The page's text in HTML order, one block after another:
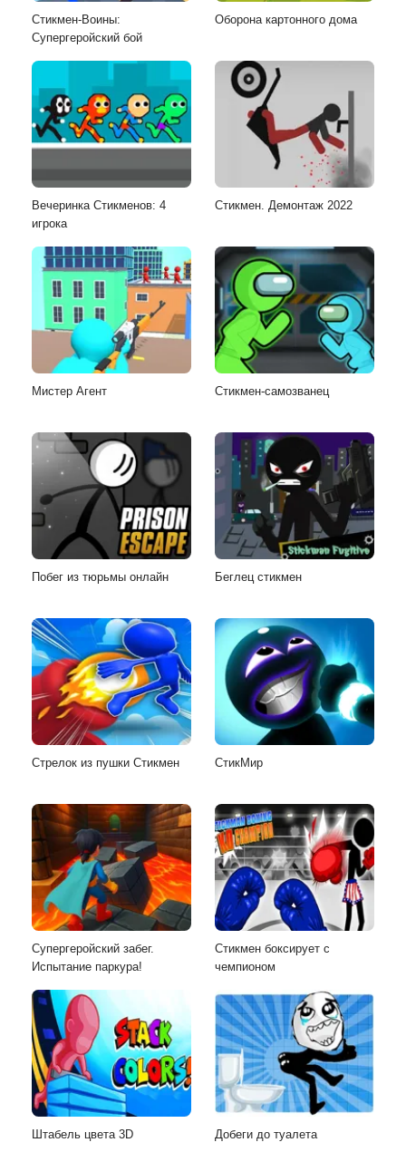
Стикмен-Воины:
Супергеройский бой
Оборона картонного дома
Вечеринка Стикменов: 4
игрока
Стикмен. Демонтаж 2022
Мистер Агент Стикмен-самозванец
Побег из тюрьмы онлайн Беглец стикмен
Стрелок из пушки Стикмен СтикМир
Супергеройский забег.
Испытание паркура!
Стикмен боксирует с
чемпионом
Штабель цвета 3D Добеги до туалета